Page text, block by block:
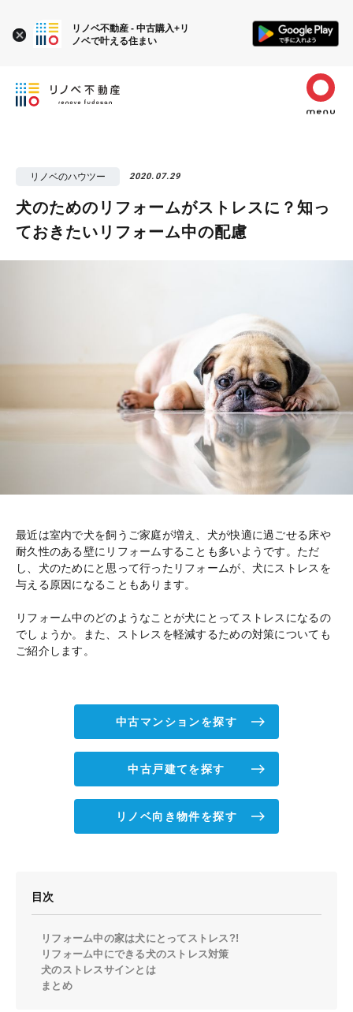
リノベのハウツー 2020.07.29
犬のためのリフォームがストレスに？知っ
ておきたいリフォーム中の配慮
最近は室内で犬を飼うご家庭が増え、犬が快適に過ごせる床や
耐久性のある壁にリフォームすることも多いようです。ただ
し、犬のためにと思って行ったリフォームが、犬にストレスを
与える原因になることもあります。
リフォーム中のどのようなことが犬にとってストレスになるの
でしょうか。また、ストレスを軽減するための対策についても
ご紹介します。
中古マンションを探す
中古戸建てを探す
リノベ向き物件を探す
目次
リフォーム中の家は犬にとってストレス?!
リフォーム中にできる犬のストレス対策
犬のストレスサインとは
まとめ
リノベ不動産 - 中古購入+リ
ノベで叶える住まい